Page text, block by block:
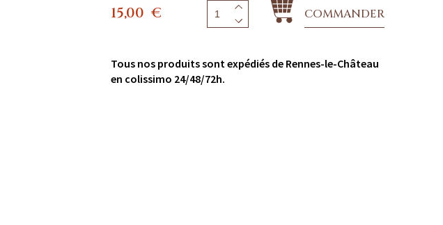
15,00 € COMMANDER
Tous nos produits sont expédiés de Rennes-le-Château
en colissimo 24/48/72h.